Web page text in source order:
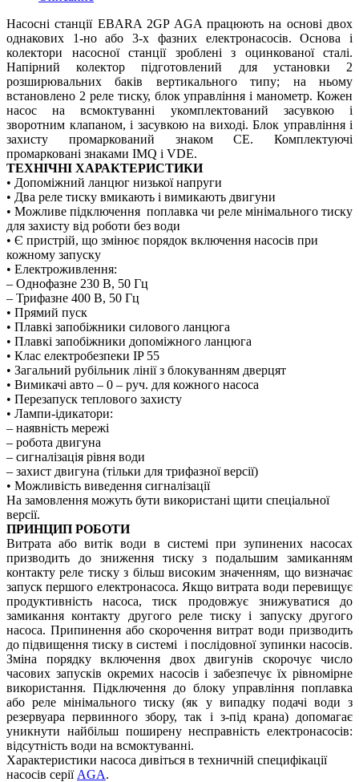
Насосні станції EBARA 2GP AGA працюють на основі двох
однакових 1-но або 3-х фазних електронасосів. Основа і
колектори насосної станції зроблені з оцинкованої сталі.
Напірний колектор підготовлений для установки 2
розширювальних баків вертикального типу; на ньому
встановлено 2 реле тиску, блок управління і манометр. Кожен
насос на всмоктуванні укомплектований засувкою і
зворотним клапаном, і засувкою на виході. Блок управління і
захисту промаркований знаком СЕ. Комплектуючі
промарковані знаками IMQ і VDE.
ТЕХНІЧНІ ХАРАКТЕРИСТИКИ
• Допоміжний ланцюг низької напруги
• Два реле тиску вмикають і вимикають двигуни
• Можливе підключення поплавка чи реле мінімального тиску
для захисту від роботи без води
• Є пристрій, що змінює порядок включення насосів при
кожному запуску
• Електроживлення:
– Однофазне 230 В, 50 Гц
– Трифазне 400 В, 50 Гц
• Прямий пуск
• Плавкі запобіжники силового ланцюга
• Плавкі запобіжники допоміжного ланцюга
• Клас електробезпеки IP 55
• Загальний рубільник лінії з блокуванням дверцят
• Вимикачі авто – 0 – руч. для кожного насоса
• Перезапуск теплового захисту
• Лампи-ідикатори:
– наявність мережі
– робота двигуна
– сигналізація рівня води
– захист двигуна (тільки для трифазної версії)
• Можливість виведення сигналізації
На замовлення можуть бути використані щити спеціальної
версії.
ПРИНЦИП РОБОТИ
Витрата або витік води в системі при зупинених насосах
призводить до зниження тиску з подальшим замиканням
контакту реле тиску з більш високим значенням, що визначає
запуск першого електронасоса. Якщо витрата води перевищує
продуктивність насоса, тиск продовжує знижуватися до
замикання контакту другого реле тиску і запуску другого
насоса. Припинення або скорочення витрат води призводить
до підвищення тиску в системі і послідовної зупинки насосів.
Зміна порядку включення двох двигунів скорочує число
часових запусків окремих насосів і забезпечує їх рівномірне
використання. Підключення до блоку управління поплавка
або реле мінімального тиску (як у випадку подачі води з
резервуара первинного збору, так і з-під крана) допомагає
уникнути найбільш поширену несправність електронасосів:
відсутність води на всмоктуванні.
Характеристики насоса дивіться в техничній специфікації
насосів серії AGA.